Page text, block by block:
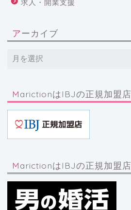
求人・開業支援
アーカイブ
MarictionはIBJの正規加盟店
MarictionはIBJの正規加盟店